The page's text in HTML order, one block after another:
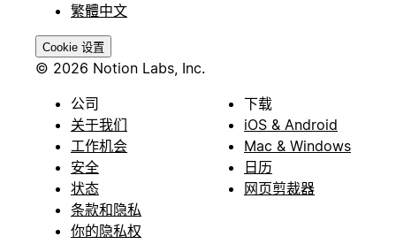
繁體中文
Cookie 设置
© 2026 Notion Labs, Inc.
公司
关于我们
工作机会
安全
状态
条款和隐私
你的隐私权
下载
iOS & Android
Mac & Windows
日历
网页剪裁器